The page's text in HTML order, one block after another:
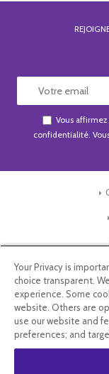
Vous
confidentialité.
Your Privacy is
choice transparent.
experience. Some
website. Others are
use our website and
preferences; and